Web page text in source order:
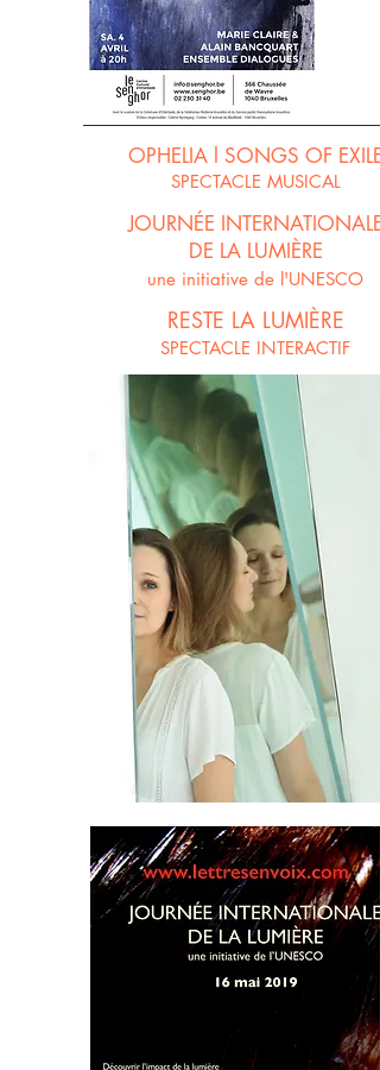
OPHELIA l SONGS OF EXILE
SPECTACLE MUSICAL
JOURNÉE INTERNATIONALE
DE LA LUMIÈRE
une initiative de l'UNESCO
RESTE LA LUMIÈRE
SPECTACLE INTERACTIF